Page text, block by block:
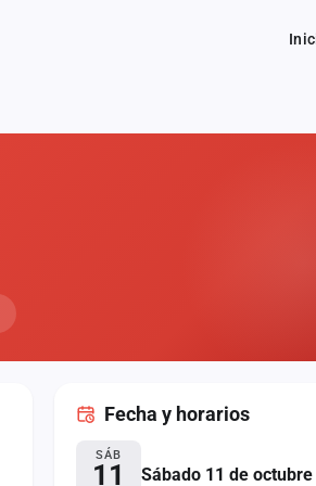
Fecha y horarios
SÁB
11 Sábado 11 de